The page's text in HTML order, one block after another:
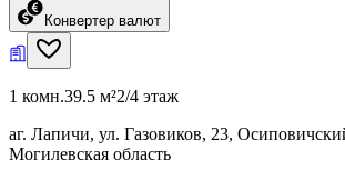
Конвертер валют
1 комн.39.5 м²2/4 этаж
аг. Лапичи, ул. Газовиков, 23,
Могилевская область